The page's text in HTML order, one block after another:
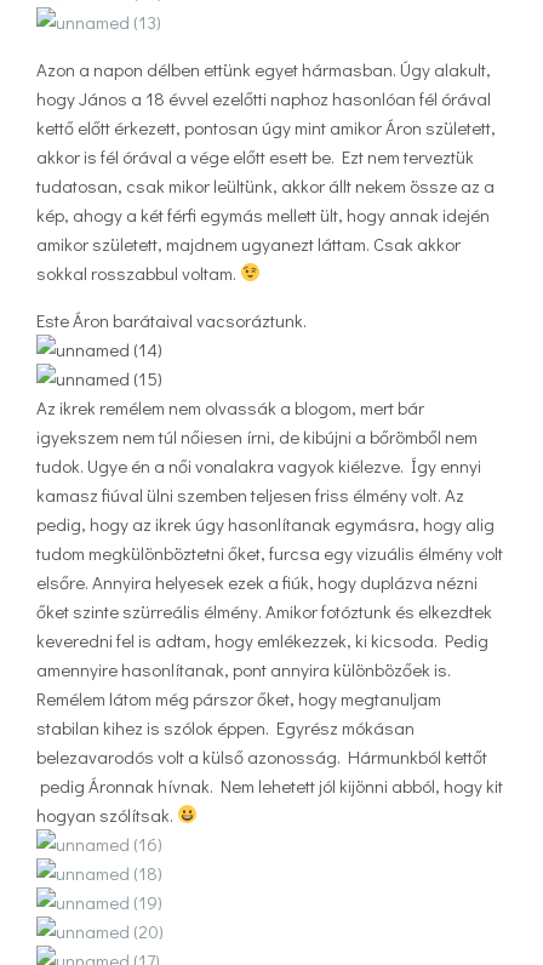
Azon a napon délben ettünk egyet hármasban. Úgy alakult,
hogy János a 18 évvel ezelőtti naphoz hasonlóan fél órával
kettő előtt érkezett, pontosan úgy mint amikor Áron született,
akkor is fél órával a vége előtt esett be. Ezt nem terveztük
tudatosan, csak mikor leültünk, akkor állt nekem össze az a
kép, ahogy a két férfi egymás mellett ült, hogy annak idején
amikor született, majdnem ugyanezt láttam. Csak akkor
sokkal rosszabbul voltam.
Este Áron barátaival vacsoráztunk.
Az ikrek remélem nem olvassák a blogom, mert bár
igyekszem nem túl nőiesen írni, de kibújni a bőrömből nem
tudok. Ugye én a női vonalakra vagyok kiélezve. Így ennyi
kamasz fiúval ülni szemben teljesen friss élmény volt. Az
pedig, hogy az ikrek úgy hasonlítanak egymásra, hogy alig
tudom megkülönböztetni őket, furcsa egy vizuális élmény volt
elsőre. Annyira helyesek ezek a fiúk, hogy duplázva nézni
őket szinte szürreális élmény. Amikor fotóztunk és elkezdtek
keveredni fel is adtam, hogy emlékezzek, ki kicsoda. Pedig
amennyire hasonlítanak, pont annyira különbözőek is.
Remélem látom még párszor őket, hogy megtanuljam
stabilan kihez is szólok éppen. Egyrész mókásan
belezavarodós volt a külső azonosság. Hármunkból kettőt
pedig Áronnak hívnak. Nem lehetett jól kijönni abból, hogy kit
hogyan szólítsak.